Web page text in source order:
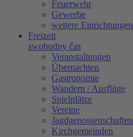
Feuerwehr
Gewerbe
weitere Einrichtungen
Freizeit
swobodny čas
Veranstaltungen
Übernachten
Gastronomie
Wandern / Ausflüge
Spielplätze
Vereine
Jagdgenossenschaften
Kirchgemeinden